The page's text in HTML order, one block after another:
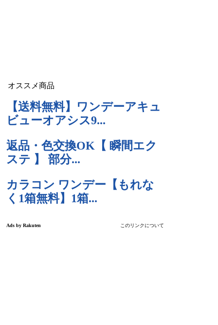
オススメ商品